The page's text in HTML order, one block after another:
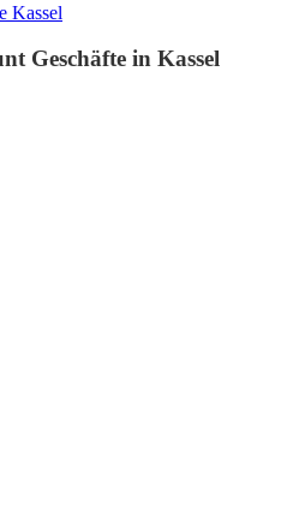
Kassel
Geschäfte in Kassel